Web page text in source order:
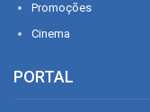
Promoções
Cinema
PORTAL